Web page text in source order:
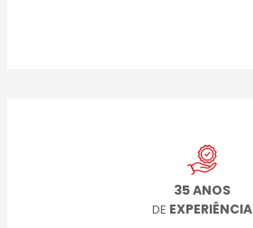
35 ANOS
DE EXPERIÊNCIA